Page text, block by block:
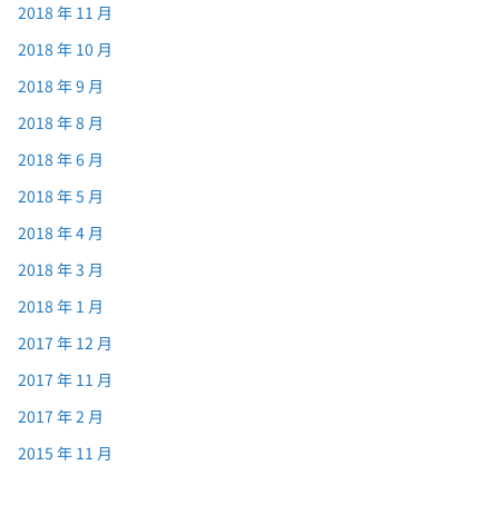
2018 年 11 月
2018 年 10 月
2018 年 9 月
2018 年 8 月
2018 年 6 月
2018 年 5 月
2018 年 4 月
2018 年 3 月
2018 年 1 月
2017 年 12 月
2017 年 11 月
2017 年 2 月
2015 年 11 月